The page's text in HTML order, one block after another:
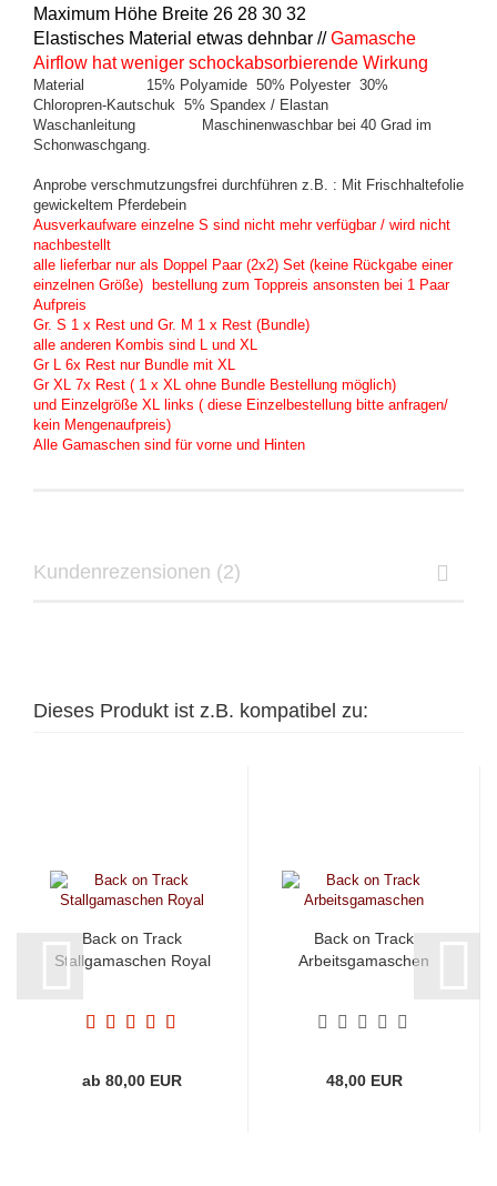
Maximum Höhe Breite 26 28 30 32
Elastisches Material etwas dehnbar //Gamasche
Airflow hat weniger schockabsorbierende Wirkung
Material 15% Polyamide 50% Polyester 30%
Chloropren-Kautschuk 5% Spandex / Elastan
Waschanleitung Maschinenwaschbar bei 40 Grad im
Schonwaschgang.
Anprobe verschmutzungsfrei durchführen z.B. : Mit Frischhaltefolie
gewickeltem Pferdebein
Ausverkaufware einzelne S sind nicht mehr verfügbar / wird nicht
nachbestellt
alle lieferbar nur als Doppel Paar (2x2) Set (keine Rückgabe einer
einzelnen Größe) bestellung zum Toppreis ansonsten bei 1 Paar
Aufpreis
Gr. S 1 x Rest und Gr. M 1 x Rest (Bundle)
alle anderen Kombis sind L und XL
Gr L 6x Rest nur Bundle mit XL
Gr XL 7x Rest ( 1 x XL ohne Bundle Bestellung möglich)
und Einzelgröße XL links ( diese Einzelbestellung bitte anfragen/
kein Mengenaufpreis)
Alle Gamaschen sind für vorne und Hinten
Kundenrezensionen (2)
Dieses Produkt ist z.B. kompatibel zu:
Back on Track
Stallgamaschen Royal
ab 80,00 EUR
Back on Track
Arbeitsgamaschen
48,00 EUR